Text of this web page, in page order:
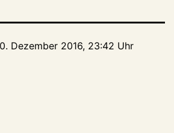
Dezember 2016, 23:42 Uhr